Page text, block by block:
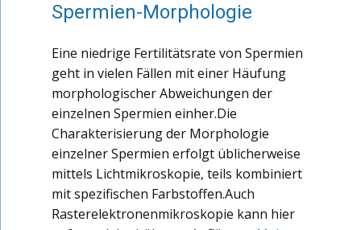
Spermien-Morphologie
Eine niedrige Fertilitätsrate von Spermien
geht in vielen Fällen mit einer Häufung
morphologischer Abweichungen der
einzelnen Spermien einher.Die
Charakterisierung der Morphologie
einzelner Spermien erfolgt üblicherweise
mittels Lichtmikroskopie, teils kombiniert
mit spezifischen Farbstoffen.Auch
Rasterelektronenmikroskopie kann hier